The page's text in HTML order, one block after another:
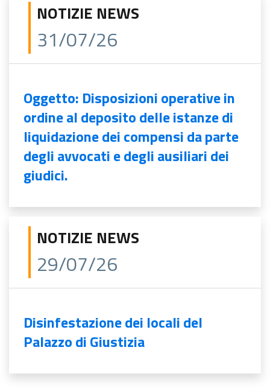
NOTIZIE NEWS
31/07/26
Oggetto: Disposizioni operative in
ordine al deposito delle istanze di
liquidazione dei compensi da parte
degli avvocati e degli ausiliari dei
giudici.
NOTIZIE NEWS
29/07/26
Disinfestazione dei locali del
Palazzo di Giustizia